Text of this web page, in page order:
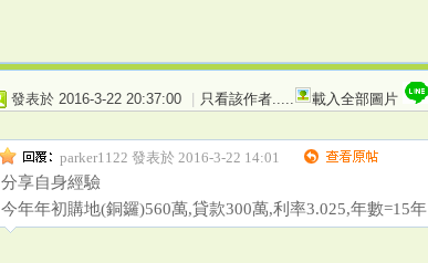
發表於 2016-3-22 20:37:00 | 只看該作者 載入全部圖片
parker1122 發表於 2016-3-22 14:01
分享自身經驗
今年年初購地(銅鑼)560萬,貸款300萬,利率3.025,年數=15年